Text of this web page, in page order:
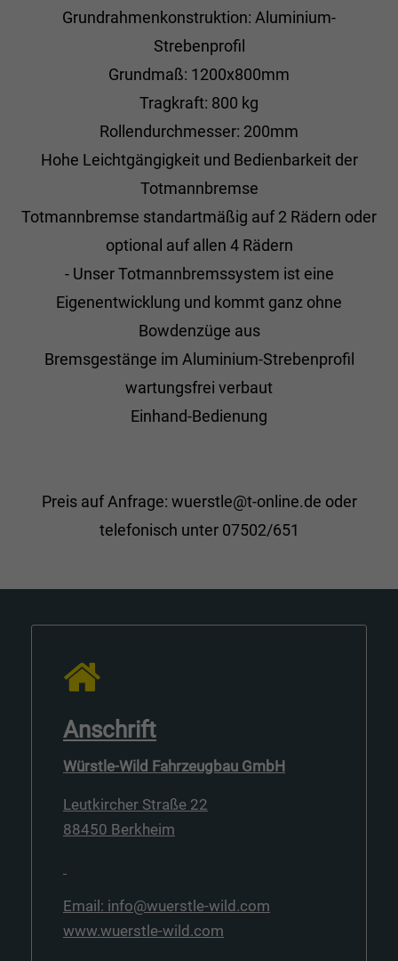
Grundrahmenkonstruktion: Aluminium-
Strebenprofil
Grundmaß: 1200x800mm
Tragkraft: 800 kg
Rollendurchmesser: 200mm
Hohe Leichtgängigkeit und Bedienbarkeit der
Totmannbremse
Totmannbremse standartmäßig auf 2 Rädern oder
optional auf allen 4 Rädern
- Unser Totmannbremssystem ist eine
Eigenentwicklung und kommt ganz ohne
Bowdenzüge aus
Bremsgestänge im Aluminium-Strebenprofil
wartungsfrei verbaut
Einhand-Bedienung
Preis auf Anfrage: wuerstle@t-online.de oder
telefonisch unter 07502/651
Anschrift
Würstle-Wild Fahrzeugbau GmbH
Leutkircher Straße 22
88450 Berkheim
Email: info@wuerstle-wild.com
www.wuerstle-wild.com